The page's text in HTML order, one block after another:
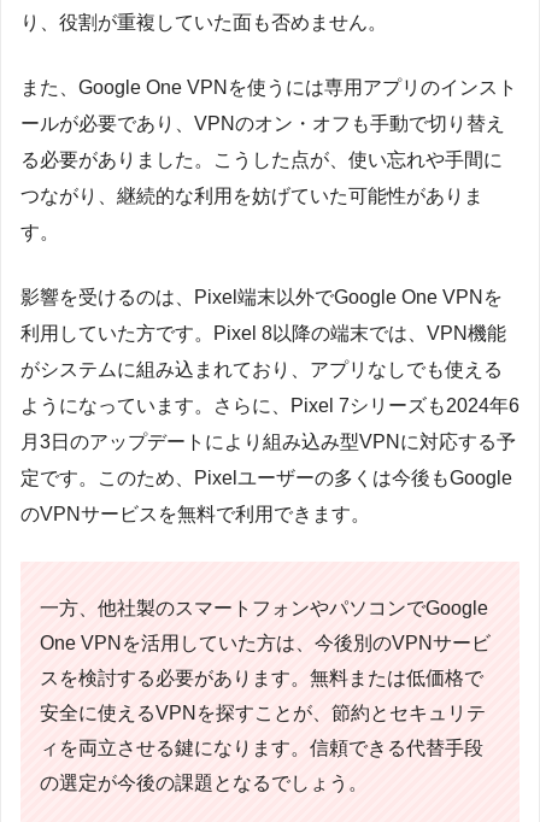
り、役割が重複していた面も否めません。
また、Google One VPNを使うには専用アプリのインスト
ールが必要であり、VPNのオン・オフも手動で切り替え
る必要がありました。こうした点が、使い忘れや手間に
つながり、継続的な利用を妨げていた可能性がありま
す。
影響を受けるのは、Pixel端末以外でGoogle One VPNを
利用していた方です。Pixel 8以降の端末では、VPN機能
がシステムに組み込まれており、アプリなしでも使える
ようになっています。さらに、Pixel 7シリーズも2024年6
月3日のアップデートにより組み込み型VPNに対応する予
定です。このため、Pixelユーザーの多くは今後もGoogle
のVPNサービスを無料で利用できます。
一方、他社製のスマートフォンやパソコンでGoogle
One VPNを活用していた方は、今後別のVPNサービ
スを検討する必要があります。無料または低価格で
安全に使えるVPNを探すことが、節約とセキュリテ
ィを両立させる鍵になります。信頼できる代替手段
の選定が今後の課題となるでしょう。